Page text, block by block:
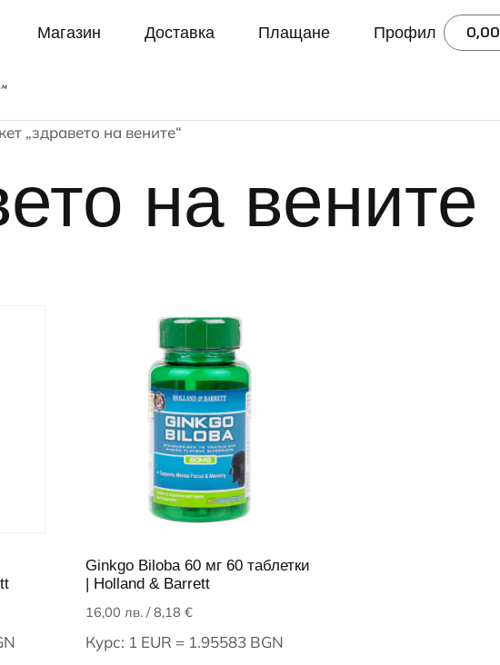
Магазин Доставка Плащане Профил 0,00
„здравето на вените“
на вените
Ginkgo Biloba 60 мг 60 таблетки
| Holland & Barrett
16,00 лв./ 8,18 €
Курс: 1 EUR = 1.95583 BGN